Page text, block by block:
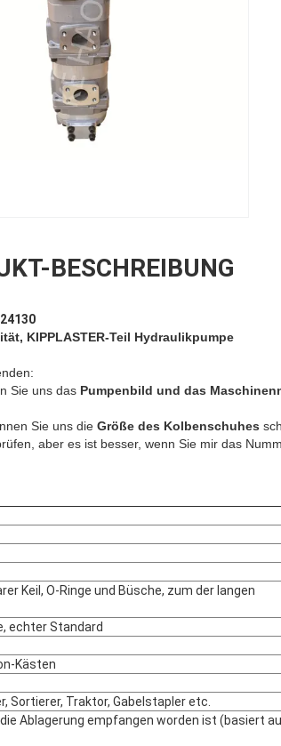
BESCHREIBUNG
KIPPLASTER-Teil Hydraulikpumpe
Sie uns das Pumpenbild und das
Sie uns die Größe des Kolbenschuhes
aber es ist besser, wenn Sie mir das
Keil, O-Ringe und Büsche, zum der langen
echter Standard
Kästen
Sortierer, Traktor, Gabelstapler etc.
Ablagerung empfangen worden ist (basiert